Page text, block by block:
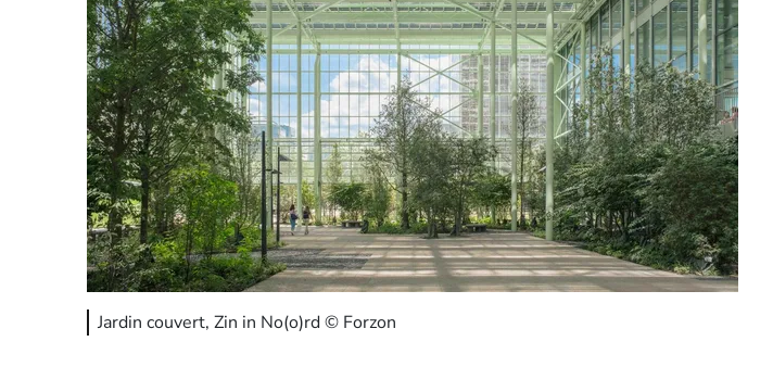
Jardin couvert, Zin in No(o)rd © Forzon